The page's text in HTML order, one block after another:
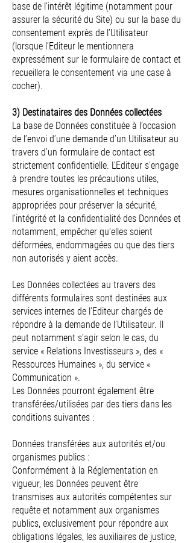
base de l’intérêt légitime (notamment pour
assurer la sécurité du Site) ou sur la base du
consentement exprès de l’Utilisateur
(lorsque l’Editeur le mentionnera
expressément sur le formulaire de contact et
recueillera le consentement via une case à
cocher).
3) Destinataires des Données collectées
La base de Données constituée à l’occasion
de l’envoi d’une demande d’un Utilisateur au
travers d’un formulaire de contact est
strictement confidentielle. L’Editeur s’engage
à prendre toutes les précautions utiles,
mesures organisationnelles et techniques
appropriées pour préserver la sécurité,
l’intégrité et la confidentialité des Données et
notamment, empêcher qu’elles soient
déformées, endommagées ou que des tiers
non autorisés y aient accès.
Les Données collectées au travers des
différents formulaires sont destinées aux
services internes de l’Editeur chargés de
répondre à la demande de l’Utilisateur. Il
peut notamment s’agir selon le cas, du
service « Relations Investisseurs », des «
Ressources Humaines », du service «
Communication ».
Les Données pourront également être
transférées/utilisées par des tiers dans les
conditions suivantes :
Données transférées aux autorités et/ou
organismes publics :
Conformément à la Réglementation en
vigueur, les Données peuvent être
transmises aux autorités compétentes sur
requête et notamment aux organismes
publics, exclusivement pour répondre aux
obligations légales, les auxiliaires de justice,